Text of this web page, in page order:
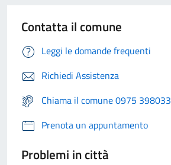
Contatta il comune
Leggi le domande frequenti
Richiedi Assistenza
Chiama il comune 0975 398033
Prenota un appuntamento
Problemi in città